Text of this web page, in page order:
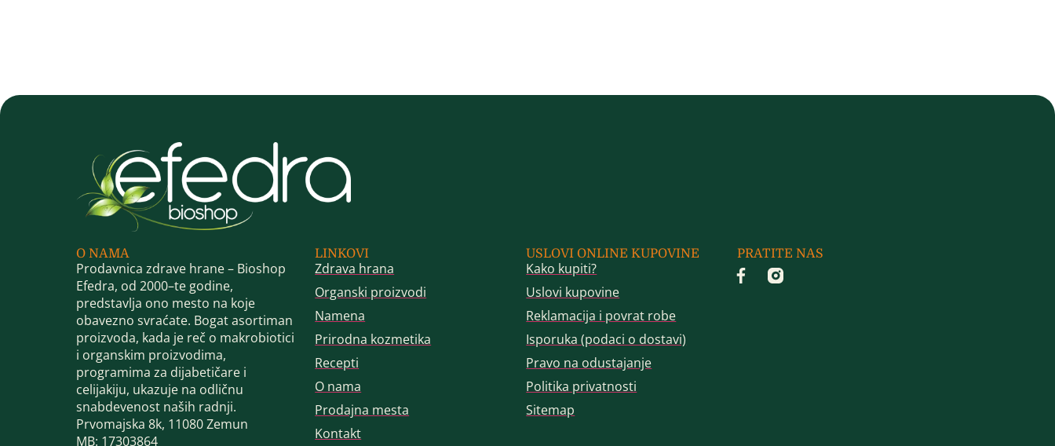
O NAMA
Prodavnica zdrave hrane – Bioshop
Efedra, od 2000–te godine,
predstavlja ono mesto na koje
obavezno svraćate. Bogat asortiman
proizvoda, kada je reč o makrobiotici
i organskim proizvodima,
programima za dijabetičare i
celijakiju, ukazuje na odličnu
snabdevenost naših radnji.
Prvomajska 8k, 11080 Zemun
MB: 17303864
LINKOVI
Zdrava hrana
Organski proizvodi
Namena
Prirodna kozmetika
Recepti
O nama
Prodajna mesta
Kontakt
USLOVI ONLINE KUPOVINE
Kako kupiti?
Uslovi kupovine
Reklamacija i povrat robe
Isporuka (podaci o dostavi)
Pravo na odustajanje
Politika privatnosti
Sitemap
PRATITE NAS